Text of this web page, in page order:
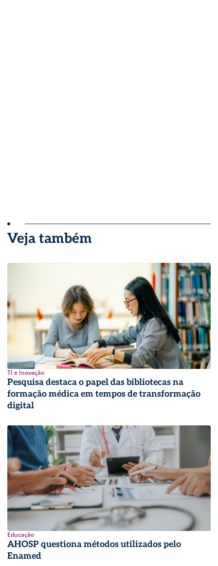
Veja também
TI e Inovação
Pesquisa destaca o papel das bibliotecas na
formação médica em tempos de transformação
digital
Educação
AHOSP questiona métodos utilizados pelo
Enamed